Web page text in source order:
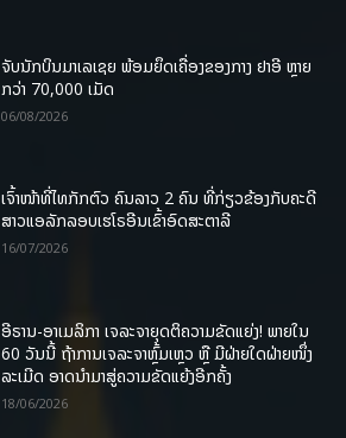
ຈັບນັກບິນມາເລເຊຍ ພ້ອມຍຶດເຄື່ອງຂອງກາງ ຢາອີ ຫຼາຍ
ກວ່າ 70,000 ເມັດ
06/08/2026
ເຈົ້າໜ້າທີ່ໄທກັກຕົວ ຄົນລາວ 2 ຄົນ ທີ່ກ່ຽວຂ້ອງກັບຄະດີ
ສາວແອລັກລອບເຮໂຣອີນເຂົ້າອົດສະຕາລີ
16/07/2026
ອີຣານ-ອາເມລິກາ ເຈລະຈາຍຸດຕິຄວາມຂັດແຍ່ງ! ພາຍໃນ
60 ວັນນີ້ ຖ້າການເຈລະຈາຫຼົ້ມເຫຼວ ຫຼື ມີຝ່າຍໃດຝ່າຍໜຶ່ງ
ລະເມີດ ອາດນໍາມາສູ່ຄວາມຂັດແຍ້ງອີກຄັ້ງ
18/06/2026